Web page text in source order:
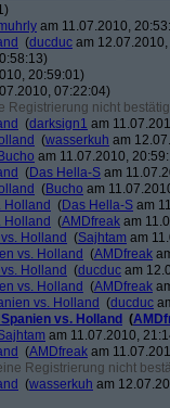
am 11.07.2010,
(ducduc am
20:59:01)
07:22:04)
Registrierung nicht
(darksign1 am
(wasserkuh am
Bucho am 11.07.2010,
(Das Hella-S am
(Bucho am
Holland (Das Hella-S am
Holland (AMDfreak am
Holland (Sajhtam am
vs. Holland (AMDfreak
Holland (ducduc am
vs. Holland (AMDfreak
vs. Holland (ducduc
vs. Holland (
am 11.07.2010,
(AMDfreak am
Registrierung nicht
(wasserkuh am